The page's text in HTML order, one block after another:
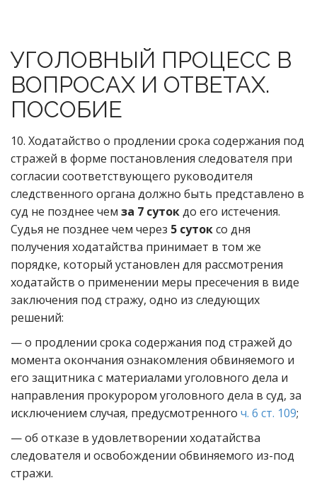
УГОЛОВНЫЙ ПРОЦЕСС В
ВОПРОСАХ И ОТВЕТАХ.
ПОСОБИЕ
10. Ходатайство о продлении срока содержания под
стражей в форме постановления следователя при
согласии соответствующего руководителя
следственного органа должно быть представлено в
суд не позднее чем за 7 сутокдо его истечения.
Судья не позднее чем через 5 сутоксо дня
получения ходатайства принимает в том же
порядке, который установлен для рассмотрения
ходатайств о применении меры пресечения в виде
заключения под стражу, одно из следующих
решений:
— о продлении срока содержания под стражей до
момента окончания ознакомления обвиняемого и
его защитника с материалами уголовного дела и
направления прокурором уголовного дела в суд, за
исключением случая, предусмотренного ч. 6 ст. 109;
— об отказе в удовлетворении ходатайства
следователя и освобождении обвиняемого из-под
стражи.